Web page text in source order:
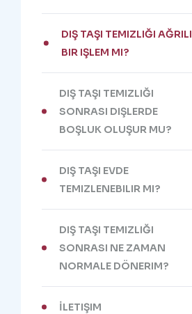
DIŞ TAŞI TEMIZLIĞI AĞRILI
BIR IŞLEM MI?
DIŞ TAŞI TEMIZLIĞI
SONRASI DIŞLERDE
BOŞLUK OLUŞUR MU?
DIŞ TAŞI EVDE
TEMIZLENEBILIR MI?
DIŞ TAŞI TEMIZLIĞI
SONRASI NE ZAMAN
NORMALE DÖNERIM?
İLETIŞIM